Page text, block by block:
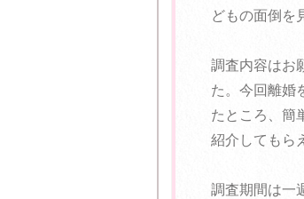
どもの面倒を
調査内容はお
た。今回離婚
たところ、簡
紹介してもら
調査期間は一